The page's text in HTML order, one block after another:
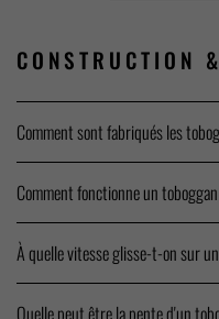
CONSTRUCTION &
Comment sont fabriqués les
Comment fonctionne un
À quelle vitesse glisse-t-on sur
Quelle peut être la pente d'un